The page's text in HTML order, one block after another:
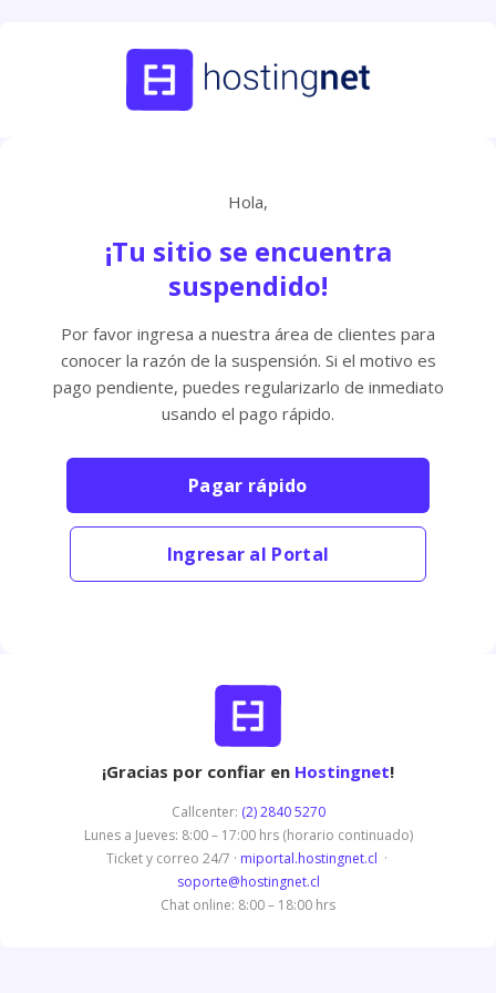
Hola,
¡Tu sitio se encuentra
suspendido!
Por favor ingresa a nuestra área de clientes para
conocer la razón de la suspensión. Si el motivo es
pago pendiente, puedes regularizarlo de inmediato
usando el pago rápido.
Pagar rápido
Ingresar al Portal
¡Gracias por confiar en Hostingnet!
Callcenter: (2) 2840 5270
Lunes a Jueves: 8:00 – 17:00 hrs (horario continuado)
Ticket y correo 24/7 · miportal.hostingnet.cl ·
soporte@hostingnet.cl
Chat online: 8:00 – 18:00 hrs